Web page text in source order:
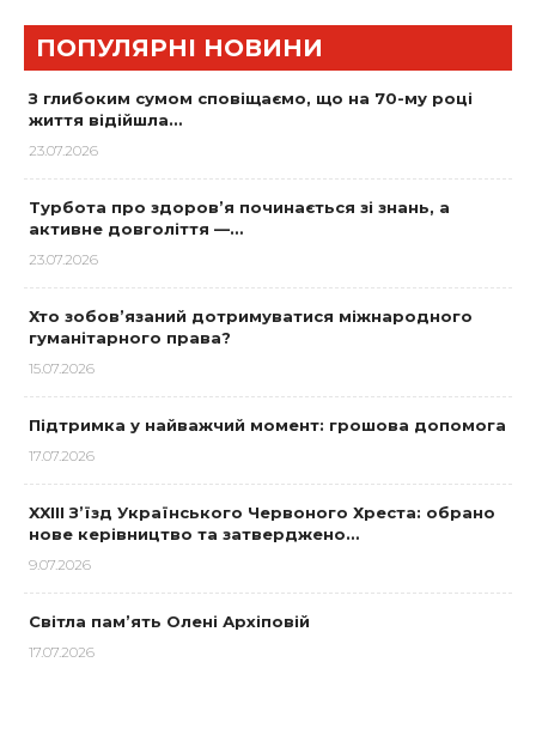
ПОПУЛЯРНІ НОВИНИ
З глибоким сумом сповіщаємо, що на 70-му році
життя відійшла…
23.07.2026
Турбота про здоров’я починається зі знань, а
активне довголіття —…
23.07.2026
Хто зобов’язаний дотримуватися міжнародного
гуманітарного права?
15.07.2026
Підтримка у найважчий момент: грошова допомога
17.07.2026
XXIII З’їзд Українського Червоного Хреста: обрано
нове керівництво та затверджено…
9.07.2026
Світла пам’ять Олені Архіповій
17.07.2026